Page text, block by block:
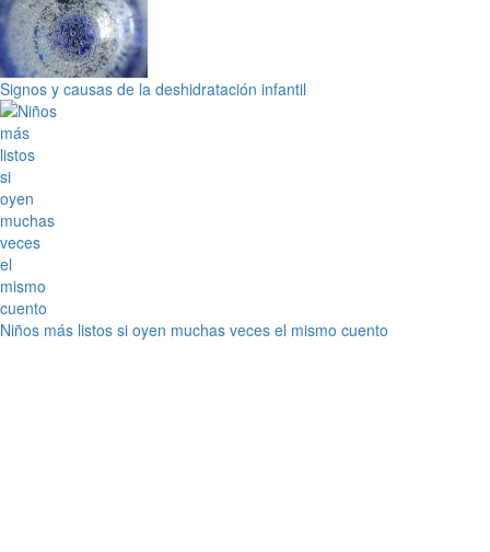
Signos y causas de la deshidratación infantil
Niños más listos si oyen muchas veces el mismo cuento